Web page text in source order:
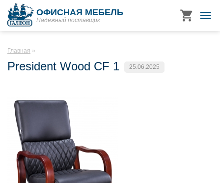
ОФИСНАЯ МЕБЕЛЬ
Надежный поставщик
Главная
President Wood CF 1 25.06.2025